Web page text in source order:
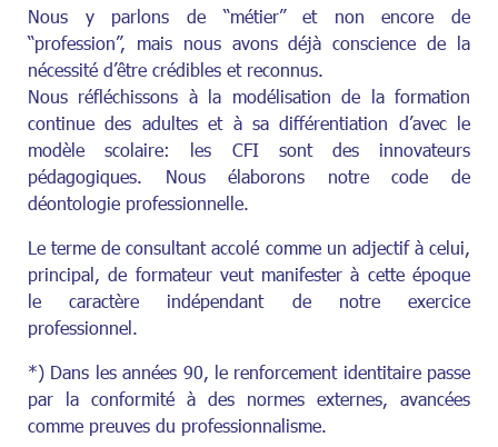
Nous y parlons de “métier” et non encore de
“profession”, mais nous avons déjà conscience de la
nécessité d’être crédibles et reconnus.
Nous réfléchissons à la modélisation de la formation
continue des adultes et à sa différentiation d’avec le
modèle scolaire: les CFI sont des innovateurs
pédagogiques. Nous élaborons notre code de
déontologie professionnelle.
Le terme de consultant accolé comme un adjectif à celui,
principal, de formateur veut manifester à cette époque
le caractère indépendant de notre exercice
professionnel.
*) Dans les années 90, le renforcement identitaire passe
par la conformité à des normes externes, avancées
comme preuves du professionnalisme.